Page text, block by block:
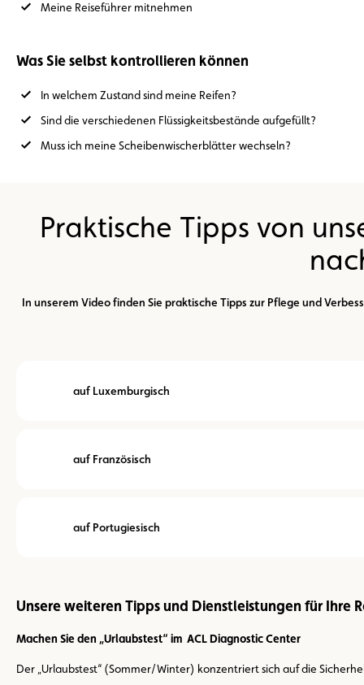
Meine Reiseführer mitnehmen
Was Sie selbst kontrollieren können
In welchem Zustand sind meine Reifen?
Sind die verschiedenen Flüssigkeitsbestände aufgefüllt?
Muss ich meine Scheibenwischerblätter wechseln?
Praktische Tipps von
In unserem Video finden Sie praktische Tipps zur Pflege und
auf Luxemburgisch
auf Französisch
auf Portugiesisch
Unsere weiteren Tipps und Dienstleistungen für Ihre
Machen Sie den „Urlaubstest“ im ACL Diagnostic Center
Der „Urlaubstest“ (Sommer/Winter) konzentriert sich auf die